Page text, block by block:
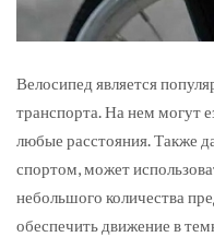
Велосипед является
транспорта. На нем могут
любые расстояния.Также
спортом, может
небольшого количества
обеспечить движение в